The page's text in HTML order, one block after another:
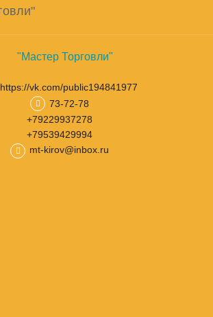
https://vk.com/public194841977
73-72-78
+79229937278
+79539429994
mt-kirov@inbox.ru
товар(ов)
Ларь-бонеты Frostor